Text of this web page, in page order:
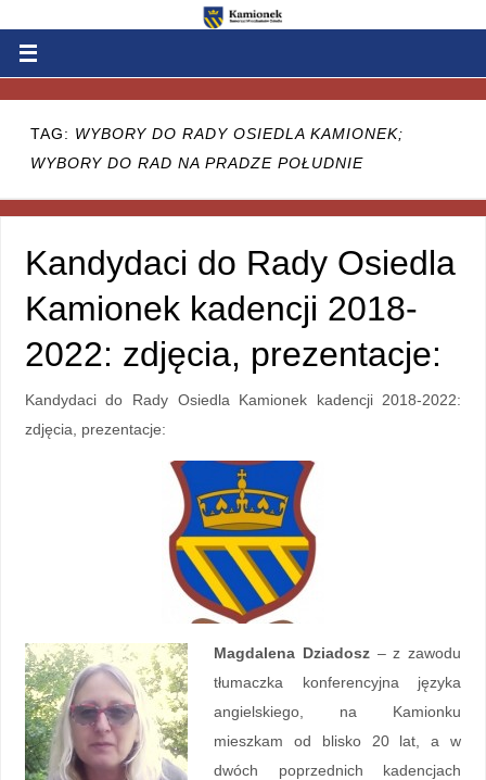
TAG: WYBORY DO RADY OSIEDLA KAMIONEK;
WYBORY DO RAD NA PRADZE POŁUDNIE
Kandydaci do Rady Osiedla
Kamionek kadencji 2018-
2022: zdjęcia, prezentacje:
Kandydaci do Rady Osiedla Kamionek kadencji 2018-2022:
zdjęcia, prezentacje:
Magdalena Dziadosz – z zawodu
tłumaczka konferencyjna języka
angielskiego, na Kamionku
mieszkam od blisko 20 lat, a w
dwóch poprzednich kadencjach